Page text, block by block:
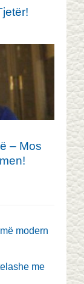
– Mos
modern
me